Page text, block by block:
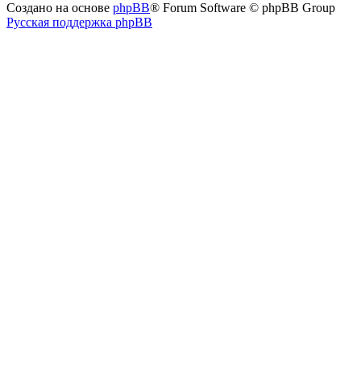
Создано на основе phpBB® Forum Software © phpBB Group
Русская поддержка phpBB